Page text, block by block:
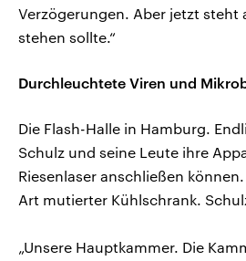
Verzögerungen. Aber jetzt steht
stehen sollte.“
Durchleuchtete Viren und
Die Flash-Halle in Hamburg.
Schulz und seine Leute ihre
Riesenlaser anschließen
Art mutierter Kühlschrank.
„Unsere Hauptkammer. Die